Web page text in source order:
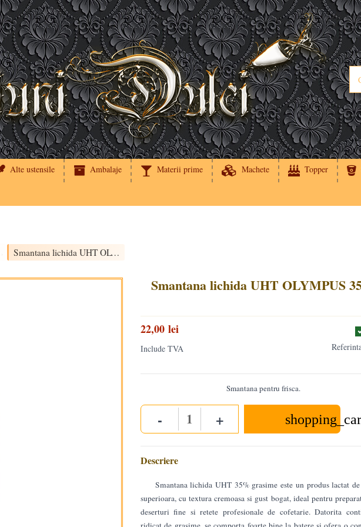
Alte ustensile Ambalaje Materii prime Machete Topper
Smantana lichida UHT OLYMPUS 35%
Smantana lichida UHT OLYMPUS
22,00 lei
Include TVA
Smantana pentru frisca.
- Quantity
+
Descriere
Smantana lichida UHT 35% grasime este un produs lactat
superioara, cu textura cremoasa si gust bogat, ideal pentru
deserturi fine si retete profesionale de cofetarie. Datorita